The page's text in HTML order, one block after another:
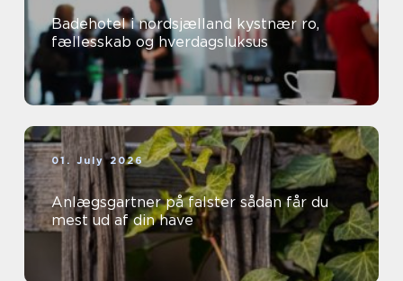
Badehotel i nordsjælland kystnær ro,
fællesskab og hverdagsluksus
01. July 2026
Anlægsgartner på falster sådan får du
mest ud af din have